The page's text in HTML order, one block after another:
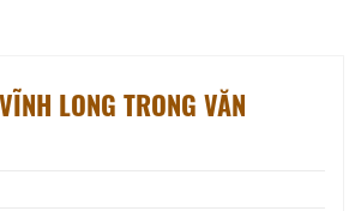
LONG TRONG VĂN